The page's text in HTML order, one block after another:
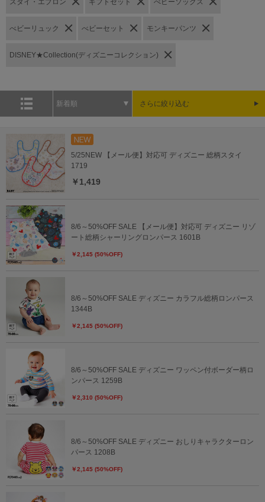
べビーリュック べビーセット モンキーパンツ
DISNEY★Collection(ディズニーコレクション)
新着順 さらに絞り込む
5/25NEW 【メール便】対応可 ディズニー 総柄スタイ
1719
￥1,419
8/6～50%OFF SALE 【メール便】対応可 ディズニー リゾ
ート総柄シャーリングロンパース 1601B
￥2,145 (50%OFF)
8/6～50%OFF SALE ディズニー カラフル総柄ロンパース
1344B
￥2,145 (50%OFF)
8/6～50%OFF SALE ディズニー ワッペン付ボーダー柄ロ
ンパース 1259B
￥2,310 (50%OFF)
8/6～50%OFF SALE ディズニー おしりキャラクターロン
パース 1208B
￥2,145 (50%OFF)